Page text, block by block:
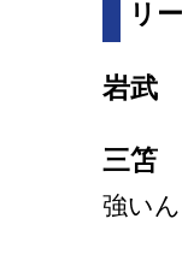
リ
岩武
三笘
強い